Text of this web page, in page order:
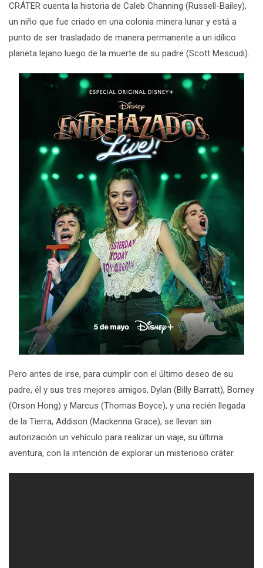
CRÁTER cuenta la historia de Caleb Channing (Russell-Bailey),
un niño que fue criado en una colonia minera lunar y está a
punto de ser trasladado de manera permanente a un idílico
planeta lejano luego de la muerte de su padre (Scott Mescudi).
Pero antes de irse, para cumplir con el último deseo de su
padre, él y sus tres mejores amigos, Dylan (Billy Barratt), Borney
(Orson Hong) y Marcus (Thomas Boyce), y una recién llegada
de la Tierra, Addison (Mackenna Grace), se llevan sin
autorización un vehículo para realizar un viaje, su última
aventura, con la intención de explorar un misterioso cráter.